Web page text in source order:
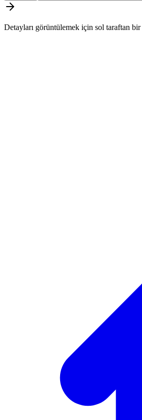
Detayları görüntülemek için sol taraftan